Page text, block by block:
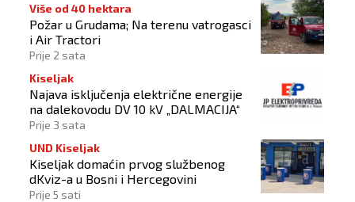
Više od 40 hektara
Požar u Grudama; Na terenu vatrogasci
i Air Tractori
Prije 2 sata
Kiseljak
Najava isključenja električne energije
na dalekovodu DV 10 kV „DALMACIJA“
Prije 3 sata
UND Kiseljak
Kiseljak domaćin prvog službenog
dKviz-a u Bosni i Hercegovini
Prije 5 sati